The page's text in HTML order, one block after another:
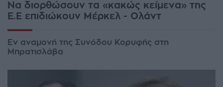
Να διορθώσουν τα «κακώς κείμενα» της
Ε.Ε επιδιώκουν Μέρκελ - Ολάντ
Εν αναμονή της Συνόδου Κορυφής στη
Μπρατισλάβα